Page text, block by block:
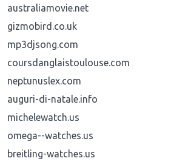
australiamovie.net
gizmobird.co.uk
mp3djsong.com
coursdanglaistoulouse.com
neptunuslex.com
auguri-di-natale.info
michelewatch.us
omega--watches.us
breitling-watches.us